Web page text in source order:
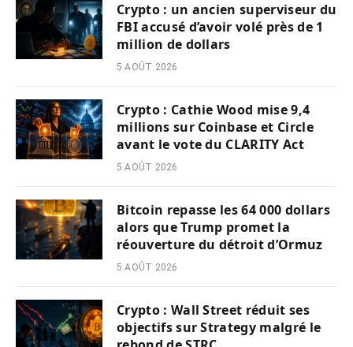
Crypto : un ancien superviseur du
FBI accusé d’avoir volé près de 1
million de dollars
5 AOÛT 2026
Crypto : Cathie Wood mise 9,4
millions sur Coinbase et Circle
avant le vote du CLARITY Act
5 AOÛT 2026
Bitcoin repasse les 64 000 dollars
alors que Trump promet la
réouverture du détroit d’Ormuz
5 AOÛT 2026
Crypto : Wall Street réduit ses
objectifs sur Strategy malgré le